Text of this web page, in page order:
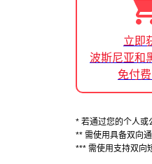
立即
波斯尼亚和
免付
* 若通过您的个人或
** 需使用具备双向
*** 需使用支持双向